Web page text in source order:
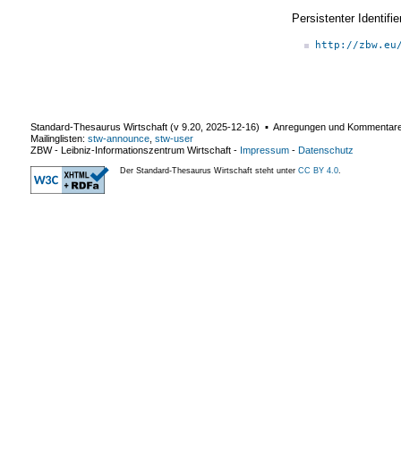
Persistenter
http://
Standard-Thesaurus Wirtschaft (v 9.20 2025-12-16) ▪ Anregungen und
Mailinglisten: stw-announce stw-user
ZBW - Leibniz-Informationszentrum Wirtschaft - Impressum - Datenschutz
Der Standard-Thesaurus Wirtschaft steht unter CC BY 4.0